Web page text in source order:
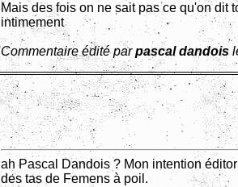
Mais des fois on ne sait pas ce qu'on dit
intimement
Commentaire édité parpascal dandois
ah Pascal Dandois ? Mon intention
des tas de Femens à poil.